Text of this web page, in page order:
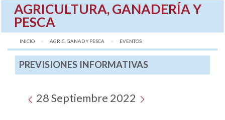
AGRICULTURA, GANADERÍA Y
PESCA
INICIO AGRIC, GANAD Y PESCA AQUÍ:
EVENTOS
PREVISIONES INFORMATIVAS
28 Septiembre 2022